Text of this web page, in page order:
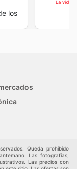
los
Queda prohibido
Las fotografías,
Las precios con